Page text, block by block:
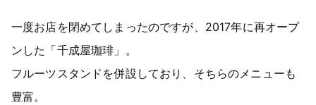
一度お店を閉めてしまったのですが、2017年に再オープ
ンした「千成屋珈琲」。
フルーツスタンドを併設しており、そちらのメニューも
豊富。